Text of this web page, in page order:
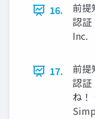
16.
前提
認証
Inc.
17.
前提
認証
ね